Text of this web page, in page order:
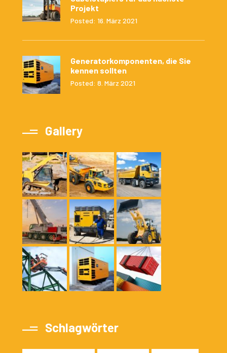
Projekt
Posted: 16. März 2021
Generatorkomponenten, die Sie
kennen sollten
Posted: 8. März 2021
Gallery
Schlagwörter